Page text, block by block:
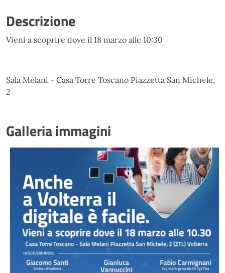
Descrizione
Vieni a scoprire dove il 18 marzo alle 10:30
Sala Melani - Casa Torre Toscano Piazzetta San Michele,
2
Galleria immagini